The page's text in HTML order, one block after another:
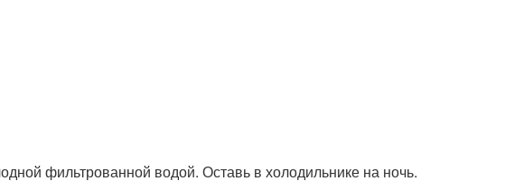
фильтрованной водой. Оставь в холодильнике на ночь.